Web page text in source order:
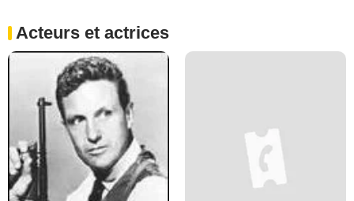
Acteurs et actrices